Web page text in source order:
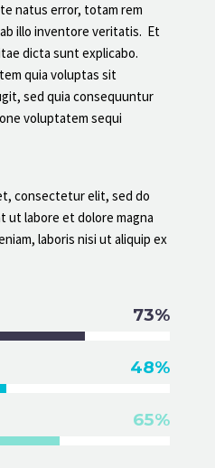
natus error, totam rem
illo inventore veritatis. Et
dicta sunt explicabo.
quia voluptas sit
sed quia consequuntur
voluptatem sequi
consectetur elit, sed do
ut labore et dolore magna
laboris nisi ut aliquip ex
73%
48%
65%